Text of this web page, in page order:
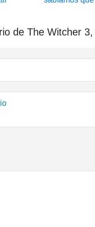
de The Witcher